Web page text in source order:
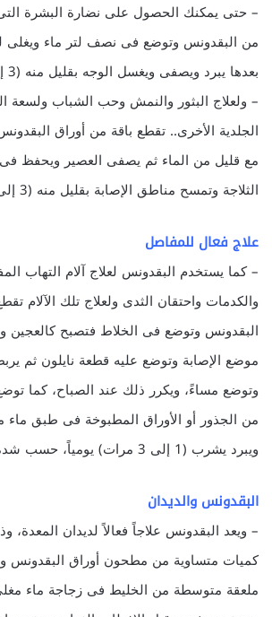
– حتى يمكنك الحصول على نضارة البشرة
من البقدونس وتوضع فى نصف لتر ماء
بعدها يبرد ويصفى ويغسل الوجه بقليل منه (3 إلى 4 مرات) يومياً.
– ولعلاج البثور والنمش وحب الشباب ولسعة
الجلدية الأخرى.. تقطع باقة من أوراق
مع قليل من الماء ثم يصفى العصير ويحفظ
الثلاجة وتمسح مناطق الإصابة بقليل منه (3 إلى 4) مرات يومياً.
علاج فعال للمفاصل
– كما يستخدم البقدونس لعلاج آلام التهاب
والكدمات واحتقان الثدى ولعلاج تلك الآلام
البقدونس وتوضع فى الخلاط فتصبح كالعجين
موضع الإصابة وتوضع عليه قطعة نايلون ثم
وتوضع مساءً، ويكرر ذلك عند الصباح، كما
من الجذور أو الأوراق المطبوخة فى طبق
ويبرد يشرب (1 إلى 3 مرات) يومياً، حسب شدة المرض.
البقدونس والديدان
– ويعد البقدونس علاجاً فعالاً لديدان
كميات متساوية من مطحون أوراق البقدونس
ملعقة متوسطة من الخليط فى زجاجة ماء